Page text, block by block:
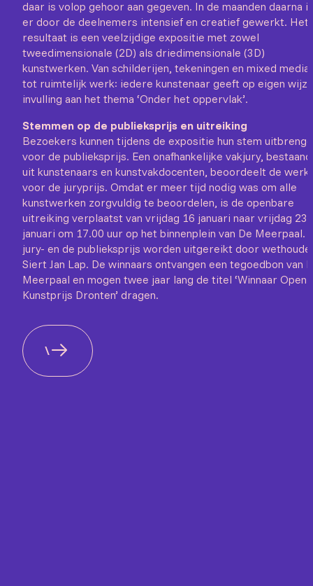
daar is volop gehoor aan gegeven. In de maanden daarna is
er door de deelnemers intensief en creatief gewerkt. Het
resultaat is een veelzijdige expositie met zowel
tweedimensionale (2D) als driedimensionale (3D)
kunstwerken. Van schilderijen, tekeningen en mixed media
tot ruimtelijk werk: iedere kunstenaar geeft op eigen wijze
invulling aan het thema ‘Onder het oppervlak’.
Stemmen op de publieksprijs en uitreiking
Bezoekers kunnen tijdens de expositie hun stem
voor de publieksprijs. Een onafhankelijke vakjury,
uit kunstenaars en kunstvakdocenten, beoordeelt de
voor de juryprijs. Omdat er meer tijd nodig was om alle
kunstwerken zorgvuldig te beoordelen, is de openbare
uitreiking verplaatst van vrijdag 16 januari naar vrijdag 23
januari om 17.00 uur op het binnenplein van De Meerpaal.
jury- en de publieksprijs worden uitgereikt door
Siert Jan Lap. De winnaars ontvangen een tegoedbon van
Meerpaal en mogen twee jaar lang de titel ‘Winnaar Open
Kunstprijs Dronten’ dragen.
\